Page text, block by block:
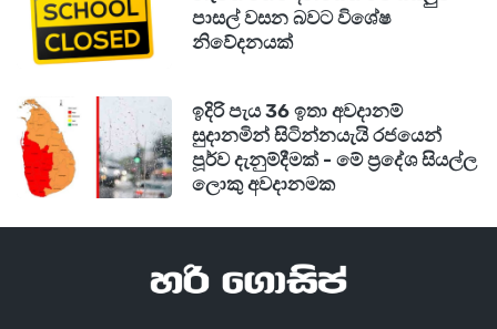
පාසල් වසන බවට විශේෂ
නිවේදනයක්
ඉදිරි පැය 36 ඉතා අවදානම්
සුදානමින් සිටින්නයැයි රජයෙන්
පූර්ව දැනුම්දීමක් - මේ ප්‍රදේශ සියල්ල
ලොකු අවදානමක